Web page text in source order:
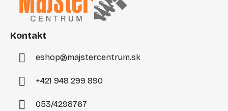
Kontakt
eshop@majstercentrum.sk
+421 948 299 890
053/4298767